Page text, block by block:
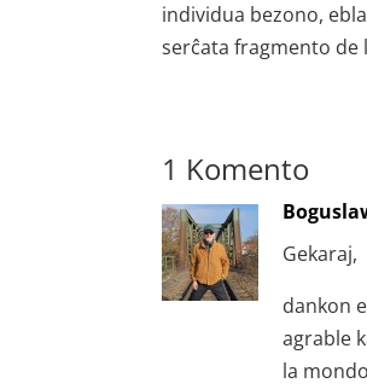
individua bezono,
serĉata fragmento de
1 Komento
Gekaraj,
dankon
agrable
la